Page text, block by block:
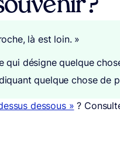
?
là est loin. »
qui désigne quelque
quelque chose de
dessous » ?